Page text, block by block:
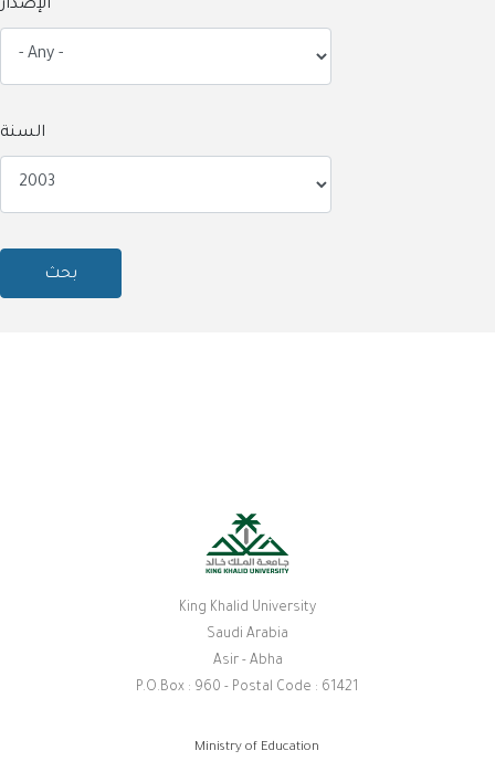
الإصدار
السنة
King Khalid University
Saudi Arabia
Asir - Abha
P.O.Box : 960 - Postal Code : 61421
Ministry of Education